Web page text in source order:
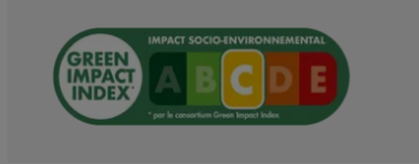
L’OPINIONE DEL